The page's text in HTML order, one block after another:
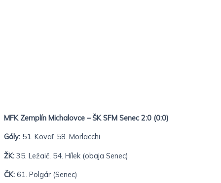
MFK Zemplín Michalovce – ŠK SFM Senec 2:0 (0:0)
Góly: 51. Kovaľ, 58. Morlacchi
ŽK: 35. Ležaič, 54. Hílek (obaja Senec)
ČK: 61. Polgár (Senec)